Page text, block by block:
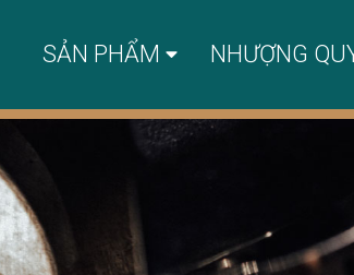
SẢN PHẨM NHƯỢNG